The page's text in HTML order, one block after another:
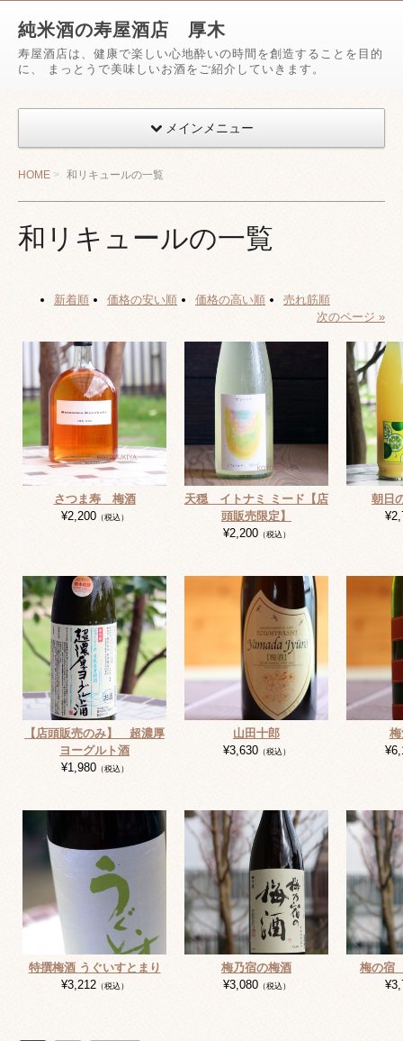
純米酒の寿屋酒店 厚木
寿屋酒店は、健康で楽しい心地酔いの時間を創造することを目的
に、 まっとうで美味しいお酒をご紹介していきます。
メインメニュー
HOME 和リキュールの一覧
和リキュールの一覧
新着順 価格の安い順 価格の高い順
売れ筋順
次のページ »
さつま寿 梅酒
¥2,200（税込）
天穏 イトナミ ミード【店
頭販売限定】
¥2,200（税込）
朝日
【店頭販売のみ】 超濃厚
ヨーグルト酒
¥1,980（税込）
山田十郎
¥3,630（税込）
特撰梅酒 うぐいすとまり
¥3,212（税込）
梅乃宿の梅酒
¥3,080（税込）
梅の宿